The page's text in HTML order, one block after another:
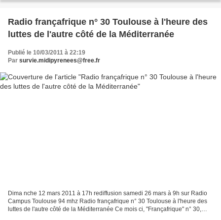
Radio françafrique n° 30 Toulouse à l'heure des
luttes de l'autre côté de la Méditerranée
Publié le 10/03/2011 à 22:19
Par survie.midipyrenees@free.fr
Dima nche 12 mars 2011 à 17h rediffusion samedi 26 mars à 9h sur Radio
Campus Toulouse 94 mhz Radio françafrique n° 30 Toulouse à l'heure des
luttes de l'autre côté de la Méditerranée Ce mois ci, "Françafrique" n° 30,